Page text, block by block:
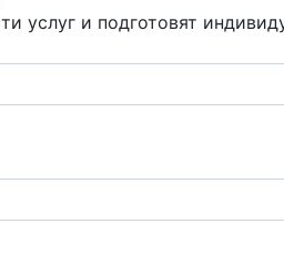
услуг и подготовят